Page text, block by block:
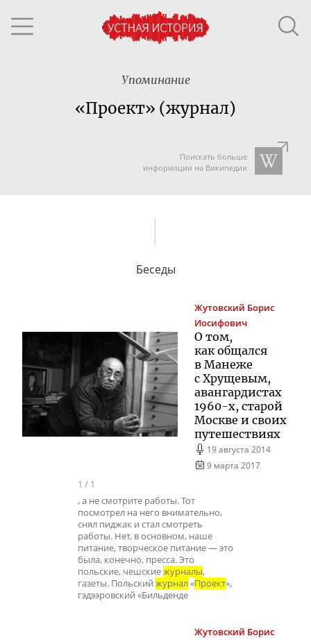
Упоминание
«Проект» (журнал)
Поискать больше
информации на Википедии
Беседы
Жутовский Борис
Иосифович
О том,
как общался
в Манеже
с Хрущевым,
авангардистах
1960-х, старой
Москве и своих
путешествиях
19 августа 2014
9 марта 2017
1 / 1
, а не смотрите работы. Тот
посмотрел на него внимательно,
снял пиджак и стал смотреть
работы. Нет, в основном, наше
питание, творческое питание — это
была, конечно, пресса. Это
польские, чешскиежурналы,
газеты. Польский журнал«Проект»,
гэдээровский «Бильденде
Жутовский Борис